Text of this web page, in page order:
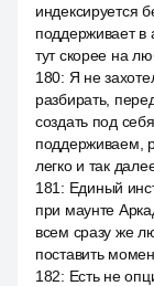
индексируется
поддерживает в
тут скорее на
180: Я не
разбирать,
создать под
поддерживаем,
легко и так
181 : Единый
при маунте
всем сразу же
поставить
182: Есть не